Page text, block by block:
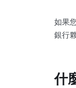
如果
銀行
什